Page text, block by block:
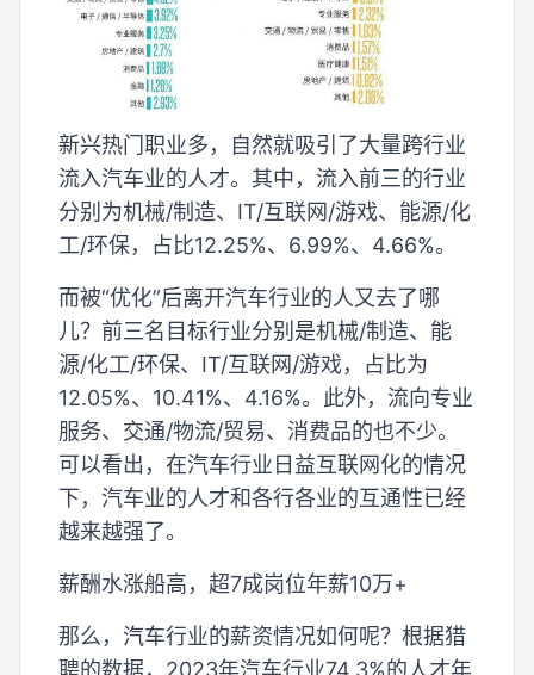
新兴热门职业多，自然就吸引了大量跨行业
流入汽车业的人才。其中，流入前三的行业
分别为机械/制造、IT/互联网/游戏、能源/化
工/环保，占比12.25%、6.99%、4.66%。
而被“优化”后离开汽车行业的人又去了哪
儿？前三名目标行业分别是机械/制造、能
源/化工/环保、IT/互联网/游戏，占比为
12.05%、10.41%、4.16%。此外，流向专业
服务、交通/物流/贸易、消费品的也不少。
可以看出，在汽车行业日益互联网化的情况
下，汽车业的人才和各行各业的互通性已经
越来越强了。
薪酬水涨船高，超7成岗位年薪10万+
那么，汽车行业的薪资情况如何呢？根据猎
聘的数据，2023年汽车行业74.3%的人才年